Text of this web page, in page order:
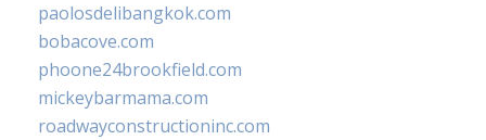
paolosdelibangkok.com
bobacove.com
phoone24brookfield.com
mickeybarmama.com
roadwayconstructioninc.com